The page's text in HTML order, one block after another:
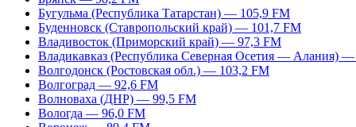
Бугульма (Республика Татарстан) — 105,9 FM
Буденновск (Ставропольский край) — 101,7 FM
Владивосток (Приморский край) — 97,3 FM
Владикавказ (Республика Северная Осетия — Алания)
Волгодонск (Ростовская обл.) — 103,2 FM
Волгоград — 92,6 FM
Волноваха (ДНР) — 99,5 FM
Вологда — 96,0 FM